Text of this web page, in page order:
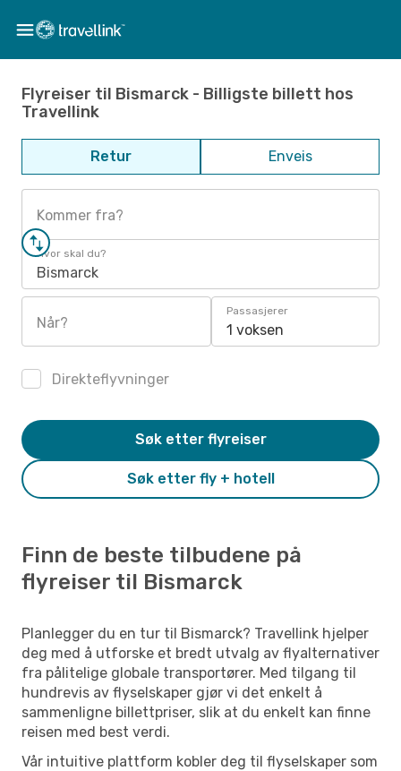
Flyreiser til Bismarck - Billigste billett hos
Travellink
Retur Enveis
Kommer fra?
Hvor skal du?
Bismarck
Når?
Passasjerer
1 voksen
Direkteflyvninger
Søk etter fly + hotell
Søk etter flyreiser
Finn de beste tilbudene på
flyreiser til Bismarck
Planlegger du en tur til Bismarck? Travellink hjelper
deg med å utforske et bredt utvalg av flyalternativer
fra pålitelige globale transportører. Med tilgang til
hundrevis av flyselskaper gjør vi det enkelt å
sammenligne billettpriser, slik at du enkelt kan finne
reisen med best verdi.
Vår intuitive plattform kobler deg til flyselskaper som